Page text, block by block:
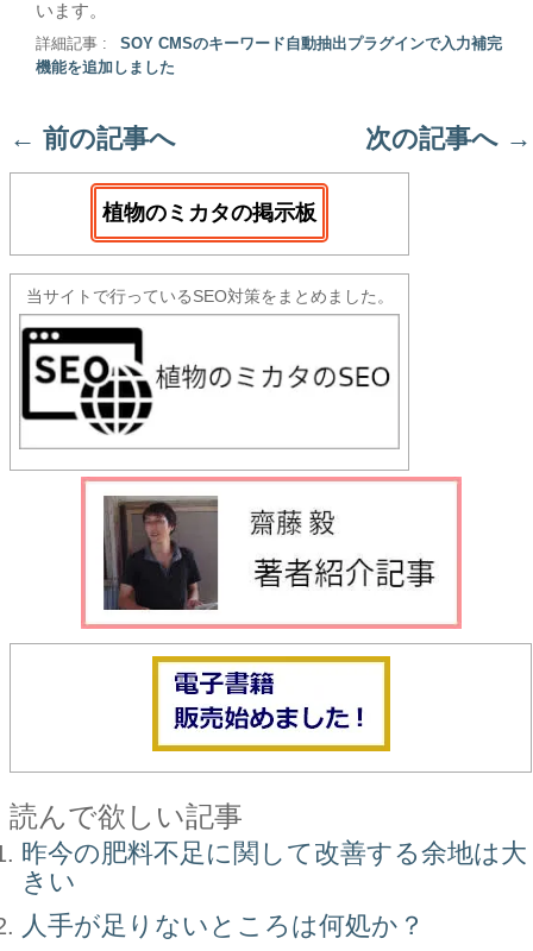
います。
詳細記事 :
SOY CMSのキーワード自動抽出プラグインで入力補完
機能を追加しました
← 前の記事へ 次の記事へ →
植物のミカタの掲示板
当サイトで行っているSEO対策をまとめました。
読んで欲しい記事
昨今の肥料不足に関して改善する余地は大
きい
人手が足りないところは何処か？